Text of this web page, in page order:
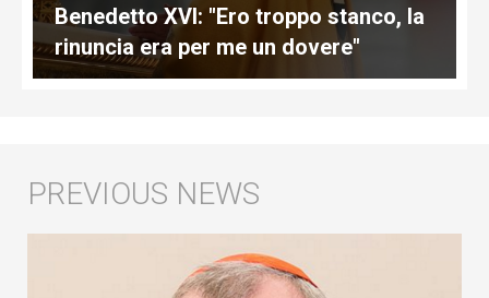
Benedetto XVI: "Ero troppo stanco, la
rinuncia era per me un dovere"